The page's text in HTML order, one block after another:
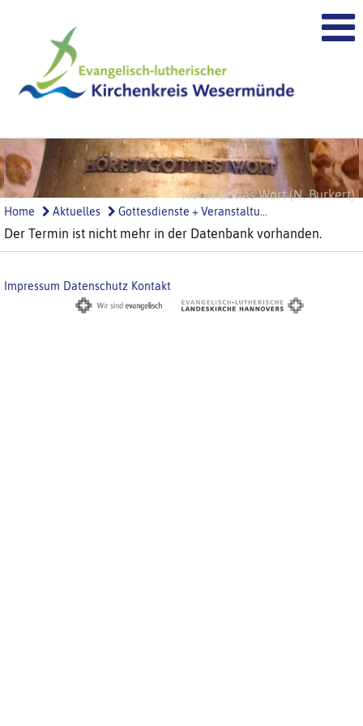
Höret Gottes Wort (N. Burkert)
Ehre Gottes (N. Burkert)
Home Aktuelles Gottesdienste + Veranstaltu...
Der Termin ist nicht mehr in der Datenbank vorhanden.
Impressum Datenschutz Kontakt